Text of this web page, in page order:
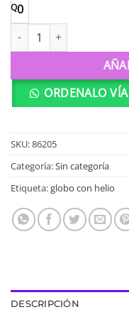
Q0
86205 Globo es una niña
ORDENALO
SKU:86205
Categoría:Sin categoría
Etiqueta:globo con helio
DESCRIPCIÓN